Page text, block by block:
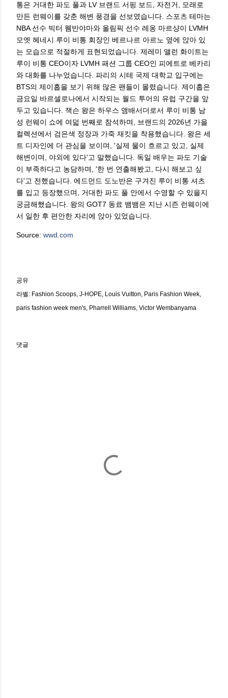
통은 거대한 파도 풀과 LV 브랜드 서핑 보드, 자전거, 모래로
만든 런웨이를 갖춘 해변 풍경을 선보였습니다. 스포츠 테마는
NBA 선수 빅터 웸반야마와 올림픽 선수 레옹 마르샹이 LVMH
모엣 헤네시 루이 비통 회장인 베르나르 아르노 옆에 앉아 있
는 모습으로 적절하게 표현되었습니다. 제레미 앨런 화이트는
루이 비통 CEO이자 LVMH 패션 그룹 CEO인 피에트로 베카리
와 대화를 나누었습니다. 파리의 시테 국제 대학교 입구에는
BTS의 제이홉을 보기 위해 많은 팬들이 몰렸습니다. 제이홉은
금요일 바르셀로나에서 시작되는 월드 투어의 유럽 구간을 앞
두고 있습니다. 잭슨 왕은 하우스 앰배서더로서 루이 비통 남
성 런웨이 쇼에 여덟 번째로 참석하며, 브랜드의 2026년 가을
컬렉션에서 검은색 정장과 가죽 재킷을 착용했습니다. 왕은 세
트 디자인에 더 관심을 보이며, '실제 물이 흐르고 있고, 실제
해변이며, 야외에 있다'고 말했습니다. 독일 배우는 파도 기술
이 부족하다고 농담하며, '한 번 연출해봤고, 다시 해보고 싶
다'고 전했습니다. 에드먼드 도노반은 구겨진 루이 비통 셔츠
를 입고 등장했으며, 거대한 파도 풀 안에서 수영할 수 있을지
궁금해했습니다. 왕의 GOT7 동료 뱀뱀은 지난 시즌 런웨이에
서 일한 후 편안한 자리에 앉아 있었습니다.
Source: wwd.com
공유
라벨: Fashion Scoops J-HOPE Louis Vuitton
Paris Fashion Week
paris fashion week men's Pharrell Williams Victor Wembanyama
댓글